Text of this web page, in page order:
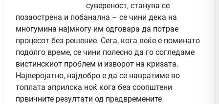
сувереност, станува се
позаострена и побанална – се чини дека на
многумина најмногу им одговара да потрае
процесот без решение. Сега, кога веќе е поминато
подолго време, се чини полесно да го согледаме
вистинскиот проблем и изворот на кризата.
Најверојатно, најдобро е да се навратиме во
топлата априлска ноќ кога беа соопштени
првичните резултати од предвремените